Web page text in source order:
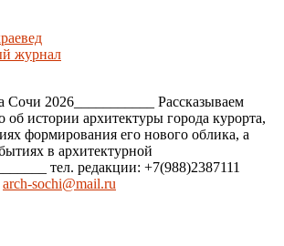
журнал
Сочи 2026___________ Рассказываем
об истории архитектуры города курорта,
формирования его нового облика, а
в архитектурной
тел. редакции: +7(988)2387111
arch-sochi@mail.ru